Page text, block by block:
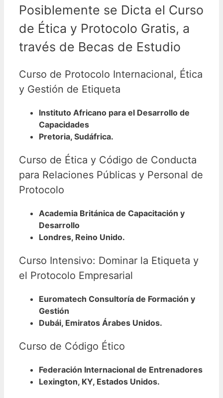
Posiblemente se Dicta el Curso
de Ética y Protocolo Gratis, a
través de Becas de Estudio
Curso de Protocolo Internacional, Ética
y Gestión de Etiqueta
Instituto Africano para el Desarrollo de
Capacidades
Pretoria, Sudáfrica.
Curso de Ética y Código de Conducta
para Relaciones Públicas y Personal de
Protocolo
Academia Británica de Capacitación y
Desarrollo
Londres, Reino Unido.
Curso Intensivo: Dominar la Etiqueta y
el Protocolo Empresarial
Euromatech Consultoría de Formación y
Gestión
Dubái, Emiratos Árabes Unidos.
Curso de Código Ético
Federación Internacional de Entrenadores
Lexington, KY, Estados Unidos.